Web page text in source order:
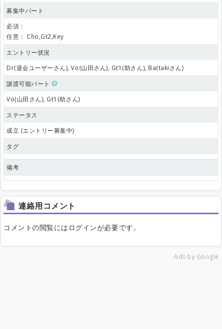
募集中パート
必須：
任意： Cho,Gt2,Key
エントリー状況
Dr(退会ユーザーさん), Vo(山田さん), Gt1(助さん), Ba(takiさん)
譲渡可能パート
Vo(山田さん), Gt1(助さん)
ステータス
成立 (エントリー募集中)
タグ
備考
連絡用コメント
コメントの閲覧にはログインが必要です。
Ads by Google